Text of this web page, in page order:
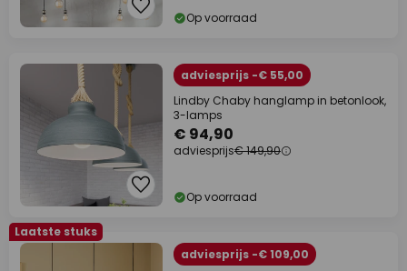
Op voorraad
adviesprijs -€ 55,00
Lindby Chaby hanglamp in betonlook,
3-lamps
€ 94,90
adviesprijs€ 149,90
Op voorraad
Laatste stuks
adviesprijs -€ 109,00